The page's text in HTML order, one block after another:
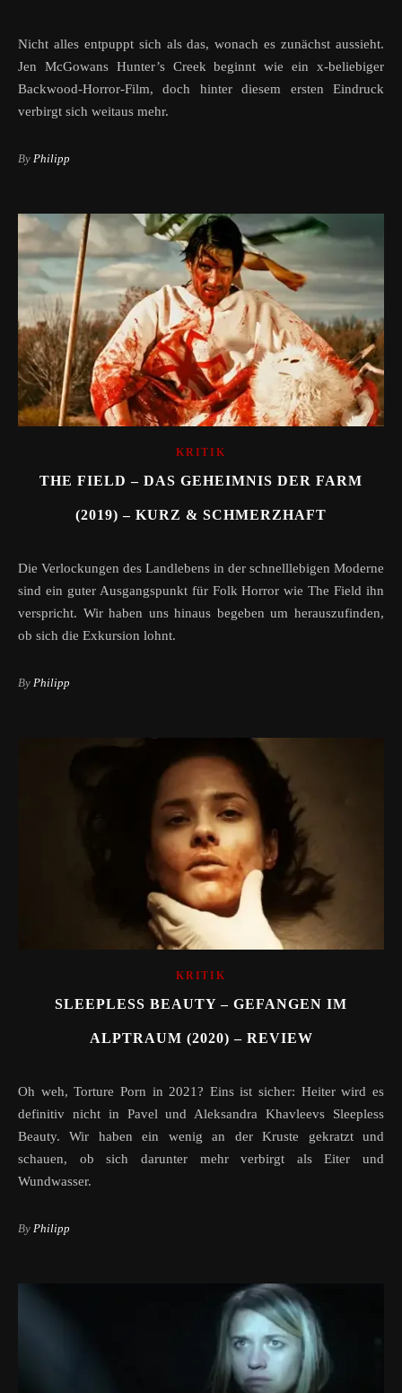
Nicht alles entpuppt sich als das, wonach es zunächst aussieht.
Jen McGowans Hunter’s Creek beginnt wie ein x-beliebiger
Backwood-Horror-Film, doch hinter diesem ersten Eindruck
verbirgt sich weitaus mehr.
By Philipp
KRITIK
THE FIELD – DAS GEHEIMNIS DER FARM
(2019) – KURZ & SCHMERZHAFT
Die Verlockungen des Landlebens in der schnelllebigen Moderne
sind ein guter Ausgangspunkt für Folk Horror wie The Field ihn
verspricht. Wir haben uns hinaus begeben um herauszufinden,
ob sich die Exkursion lohnt.
By Philipp
KRITIK
SLEEPLESS BEAUTY – GEFANGEN IM
ALPTRAUM (2020) – REVIEW
Oh weh, Torture Porn in 2021? Eins ist sicher: Heiter wird es
definitiv nicht in Pavel und Aleksandra Khavleevs Sleepless
Beauty. Wir haben ein wenig an der Kruste gekratzt und
schauen, ob sich darunter mehr verbirgt als Eiter und
Wundwasser.
By Philipp